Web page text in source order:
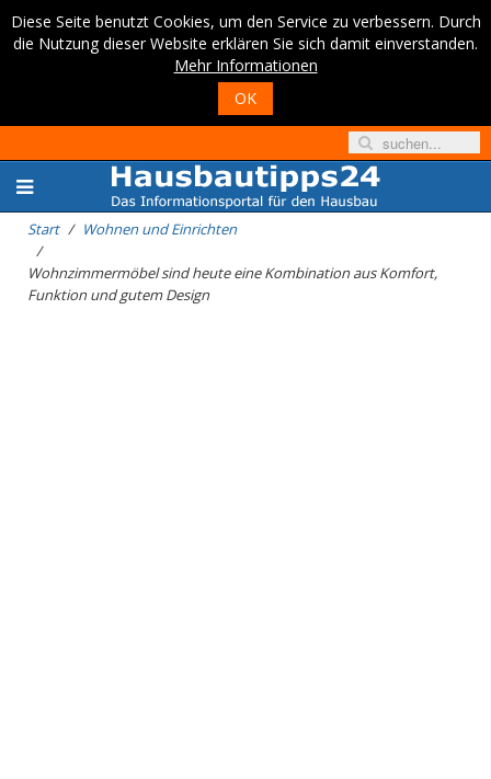
Diese Seite benutzt Cookies, um den Service zu verbessern. Durch
die Nutzung dieser Website erklären Sie sich damit einverstanden.
Mehr Informationen
OK
Start Wohnen und Einrichten
Wohnzimmermöbel sind heute eine Kombination aus Komfort,
Funktion und gutem Design